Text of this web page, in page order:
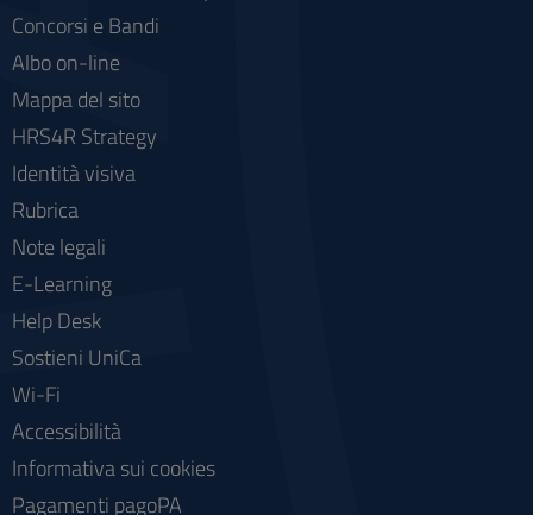
Concorsi e Bandi
Albo on-line
Mappa del sito
HRS4R Strategy
Identità visiva
Rubrica
Note legali
E-Learning
Help Desk
Sostieni UniCa
Wi-Fi
Accessibilità
Informativa sui cookies
Pagamenti pagoPA